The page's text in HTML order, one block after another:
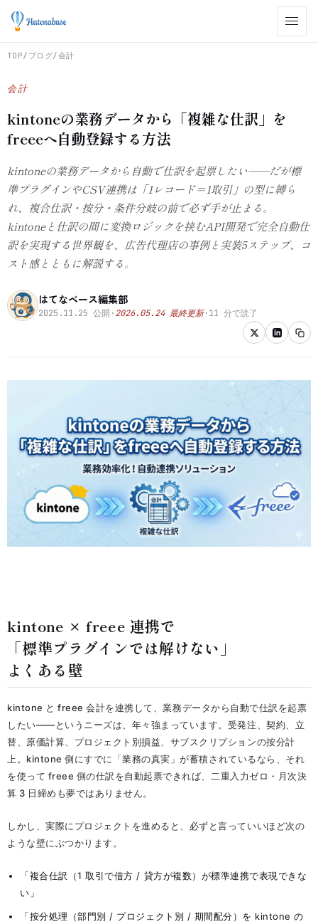
TOP/ ブログ/会計
会計
kintoneの業務データから「複雑な仕訳」を
freeeへ自動登録する方法
kintoneの業務データから自動で仕訳を起票したい——だが標
準プラグインやCSV連携は「1レコード＝1取引」の型に縛ら
れ、複合仕訳・按分・条件分岐の前で必ず手が止まる。
kintoneと仕訳の間に変換ロジックを挟むAPI開発で完全自動仕
訳を実現する世界観を、広告代理店の事例と実装5ステップ、コ
スト感とともに解説する。
はてなベース編集部
2025.11.25 公開 ·2026.05.24最終更新·11 分で読了
kintone × freee 連携で
「標準プラグインでは解けない」
よくある壁
kintone と freee 会計を連携して、業務データから自動で仕訳を起票
したい——というニーズは、年々強まっています。受発注、契約、立
替、原価計算、プロジェクト別損益、サブスクリプションの按分計
上。kintone 側にすでに「業務の真実」が蓄積されているなら、それ
を使って freee 側の仕訳を自動起票できれば、二重入力ゼロ・月次決
算 3 日締めも夢ではありません。
しかし、実際にプロジェクトを進めると、必ずと言っていいほど次の
ような壁にぶつかります。
「複合仕訳（1 取引で借方 / 貸方が複数）が標準連携で表現できな
い」
「按分処理（部門別 / プロジェクト別 / 期間配分）を kintone の